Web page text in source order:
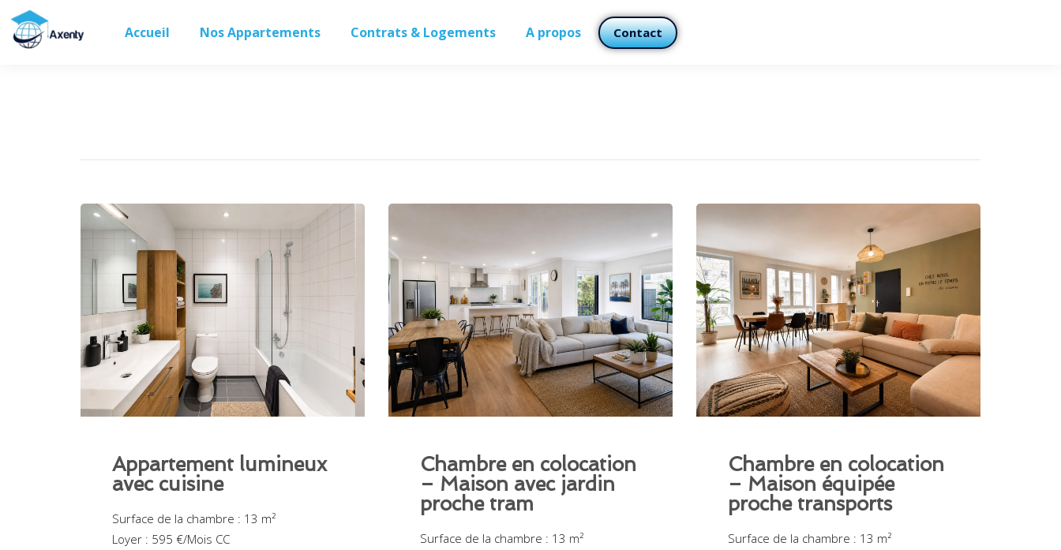
Accueil Nos Appartements Contrats & Logements A propos Contact
Appartement lumineux
avec cuisine
Surface de la chambre : 13 m²
Loyer : 595 €/Mois CC
Chambre en colocation
– Maison avec jardin
proche tram
Surface de la chambre : 13 m²
Chambre en colocation
– Maison équipée
proche transports
Surface de la chambre : 13 m²